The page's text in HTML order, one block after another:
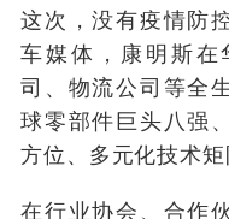
这次，没有疫情防
车媒体，康明斯
司、物流公司等全
球零部件巨头八强
方位、多元化技术矩
在行业协会、合作